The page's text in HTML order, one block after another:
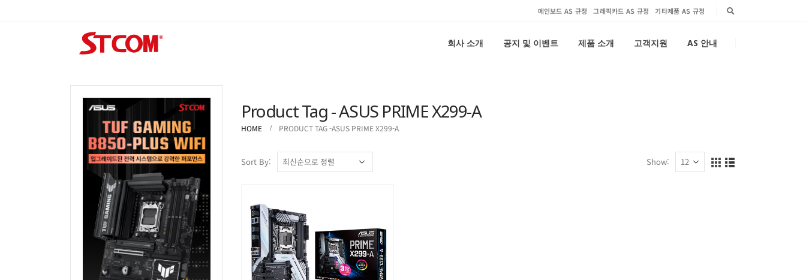
메인보드 AS 규정 그래픽카드 AS 규정 기타제품 AS 규정
회사 소개 공지 및 이벤트 제품 소개 고객지원 AS 안내
Product Tag - ASUS PRIME X299-A
HOME PRODUCT TAG -ASUS PRIME X299-A
Sort By: Show: